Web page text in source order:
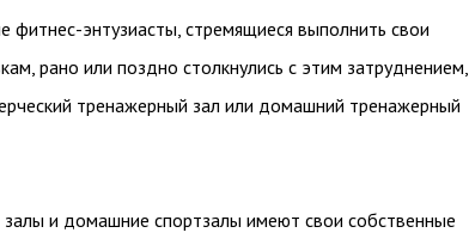
фитнес-энтузиасты, стремящиеся выполнить свои
рано или поздно столкнулись с этим затруднением,
тренажерный зал или домашний тренажерный
и домашние спортзалы имеют свои собственные